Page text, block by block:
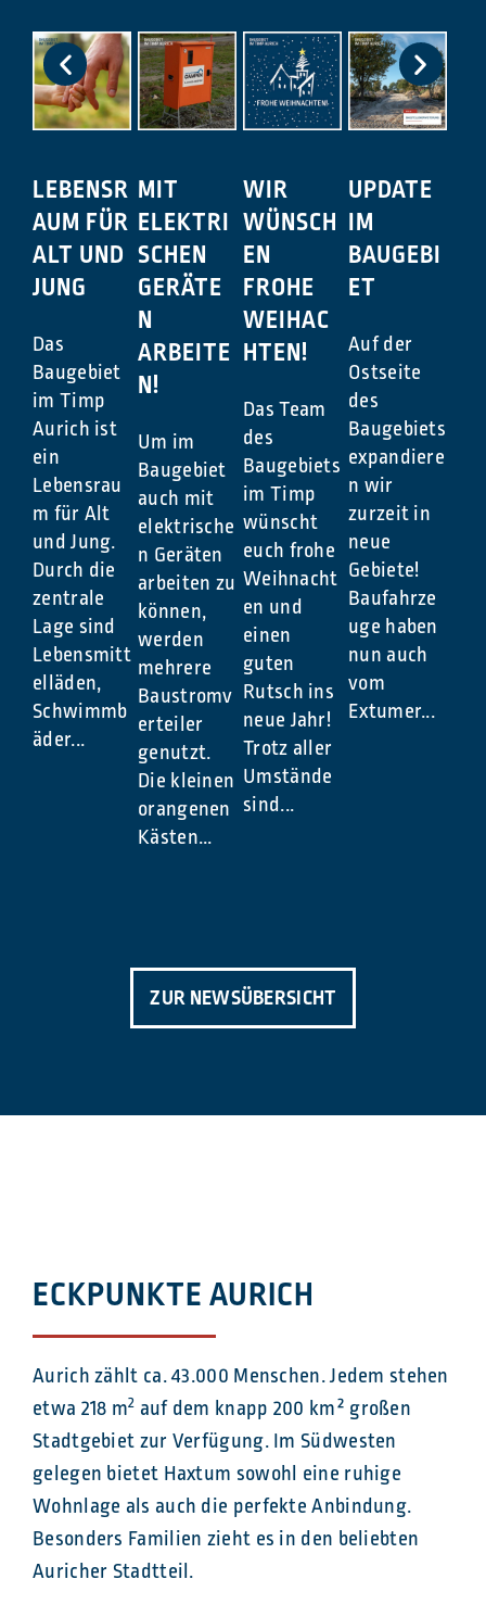
LEBENSR
AUM FÜR
ALT UND
JUNG
Das
Baugebiet
im Timp
Aurich ist
ein
Lebensrau
m für Alt
und Jung.
Durch die
zentrale
Lage sind
Lebensmitt
elläden,
Schwimmb
äder...
MIT
ELEKTRI
SCHEN
GERÄTE
N
ARBEITE
N!
Um im
Baugebiet
auch mit
elektrische
n Geräten
arbeiten zu
können,
werden
mehrere
Baustromv
erteiler
genutzt.
Die kleinen
orangenen
Kästen...
WIR
WÜNSCH
EN
FROHE
WEIHAC
HTEN!
Das Team
des
Baugebiets
im Timp
wünscht
euch frohe
Weihnacht
en und
einen
guten
Rutsch ins
neue Jahr!
Trotz aller
Umstände
sind...
UPDATE
IM
BAUGEBI
ET
Auf der
Ostseite
des
Baugebiets
expandiere
n wir
zurzeit in
neue
Gebiete!
Baufahrze
uge haben
nun auch
vom
Extumer...
ZUR NEWSÜBERSICHT
ECKPUNKTE AURICH
Aurich zählt ca. 43.000 Menschen. Jedem stehen
etwa 218 m2 auf dem knapp 200 km² großen
Stadtgebiet zur Verfügung. Im Südwesten
gelegen bietet Haxtum sowohl eine ruhige
Wohnlage als auch die perfekte Anbindung.
Besonders Familien zieht es in den beliebten
Auricher Stadtteil.